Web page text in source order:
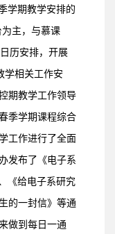
学期教学安排的
主，与慕课
历安排，开展
学相关工作安
期教学工作领导
季学期课程综合
工作进行了全面
发布了《电子系
《给电子系研究
的一封信》等通
做到每日一通